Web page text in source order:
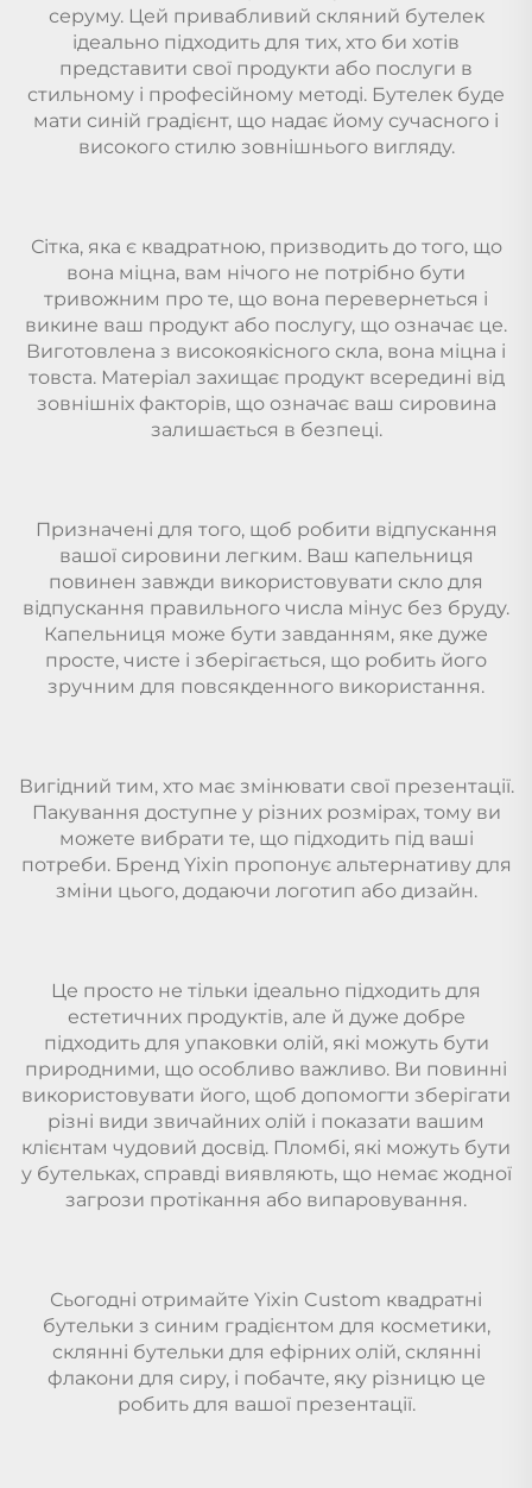
серуму. Цей привабливий скляний бутелек
ідеально підходить для тих, хто би хотів
представити свої продукти або послуги в
стильному і професійному методі. Бутелек буде
мати синій градієнт, що надає йому сучасного і
високого стилю зовнішнього вигляду.
Сітка, яка є квадратною, призводить до того, що
вона міцна, вам нічого не потрібно бути
тривожним про те, що вона перевернеться і
викине ваш продукт або послугу, що означає це.
Виготовлена з високоякісного скла, вона міцна і
товста. Матеріал захищає продукт всередині від
зовнішніх факторів, що означає ваш сировина
залишається в безпеці.
Призначені для того, щоб робити відпускання
вашої сировини легким. Ваш капельниця
повинен завжди використовувати скло для
відпускання правильного числа мінус без бруду.
Капельниця може бути завданням, яке дуже
просте, чисте і зберігається, що робить його
зручним для повсякденного використання.
Вигідний тим, хто має змінювати свої презентації.
Пакування доступне у різних розмірах, тому ви
можете вибрати те, що підходить під ваші
потреби. Бренд Yixin пропонує альтернативу для
зміни цього, додаючи логотип або дизайн.
Це просто не тільки ідеально підходить для
естетичних продуктів, але й дуже добре
підходить для упаковки олій, які можуть бути
природними, що особливо важливо. Ви повинні
використовувати його, щоб допомогти зберігати
різні види звичайних олій і показати вашим
клієнтам чудовий досвід. Пломбі, які можуть бути
у бутельках, справді виявляють, що немає жодної
загрози протікання або випаровування.
Сьогодні отримайте Yixin Custom квадратні
бутельки з синим градієнтом для косметики,
склянні бутельки для ефірних олій, склянні
флакони для сиру, і побачте, яку різницю це
робить для вашої презентації.